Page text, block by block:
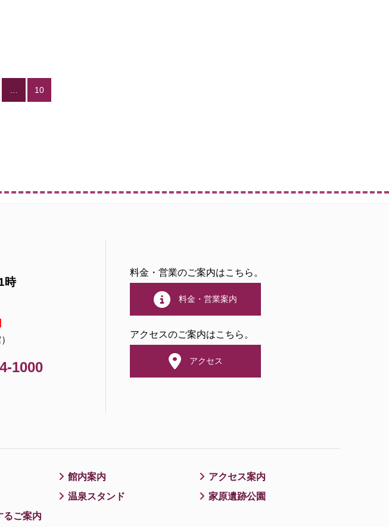
10
時
1000
料金・営業のご案内はこちら。
料金・営業案内
アクセスのご案内はこちら。
アクセス
館内案内
アクセス案内
温泉スタンド
家原遺跡公園
るご案内